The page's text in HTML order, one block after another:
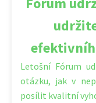
Letošní Fórum
otázku, jak v
posílit kvalitní